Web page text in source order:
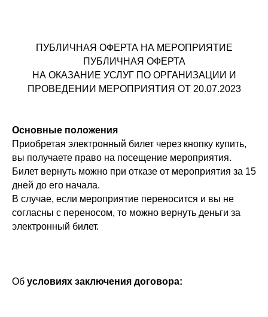
ПУБЛИЧНАЯ ОФЕРТА НА МЕРОПРИЯТИЕ
ПУБЛИЧНАЯ ОФЕРТА
НА ОКАЗАНИЕ УСЛУГ ПО ОРГАНИЗАЦИИ И
ПРОВЕДЕНИИ МЕРОПРИЯТИЯ ОТ 20.07.2023
Основные положения
Приобретая электронный билет через кнопку купить,
вы получаете право на посещение мероприятия.
Билет вернуть можно при отказе от мероприятия за 15
дней до его начала.
В случае, если мероприятие переносится и вы не
согласны с переносом, то можно вернуть деньги за
электронный билет.
Об условиях заключения договора: